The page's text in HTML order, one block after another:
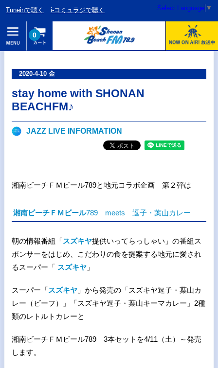
Tuneinで聴く i-コミュラジで聴く Select Language ▼
0
2020-4-10 金
stay home with SHONAN
BEACHFM♪
JAZZ LIVE INFORMATION
湘南ビーチＦＭビール789と地元コラボ企画 第２弾は
湘南ビーチＦＭビール789 meets 逗子・葉山カレー
朝の情報番組「スズキヤ提供いってらっしゃい」の番組ス
ポンサーをはじめ、こだわりの食を提案する地元に愛され
るスーパー「 スズキヤ」
スーパー「スズキヤ」から発売の「スズキヤ逗子・葉山カ
レー（ビーフ）」「スズキヤ逗子・葉山キーマカレー」 2種
類のレトルトカレーと
湘南ビーチＦＭビール789 3本セットを4/11（土）～発売
します。